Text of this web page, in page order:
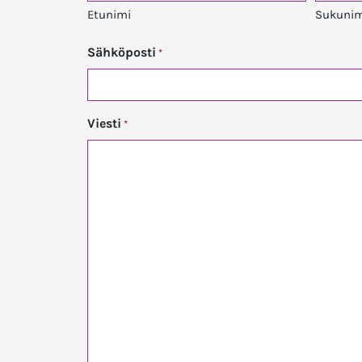
Etunimi
Sähköposti *
Viesti *